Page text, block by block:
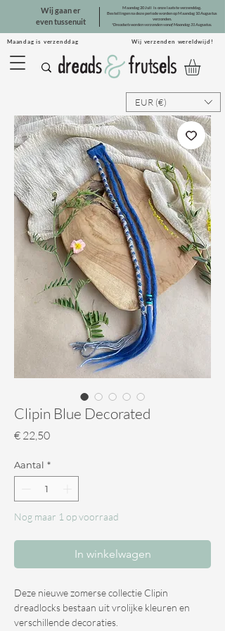
Maandag is verzenddag Wij verzenden wereldwijd!
Wij gaan er
even tussenuit
Maandag 20 Juli is onze laatste verzenddag.
Bestellingen na deze periode worden op Maandag 10 Augustus
verzonden.
*Dreadsets worden verzonden vanaf Maandag 31 Augustus.
EUR (€)
Clipin Blue Decorated
€ 22,50Prijs
Aantal *
Nog maar 1 op voorraad
In winkelwagen
Deze nieuwe zomerse collectie Clipin
dreadlocks bestaan uit vrolijke kleuren en
verschillende decoraties.